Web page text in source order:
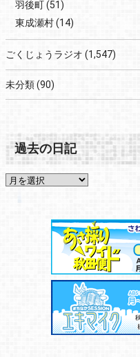
羽後町(51)
東成瀬村(14)
ごくじょうラジオ (1,547)
未分類(90)
過去の日記